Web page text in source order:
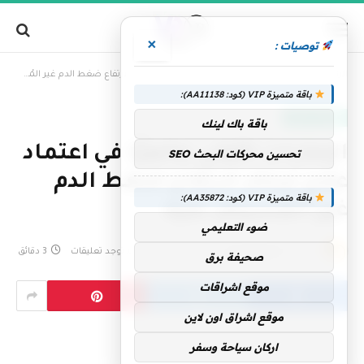
الإمارات الأولى عالميًا في اعتماد علاج مبتكر لارتفاع ضغط الدم غير المُسيطر عليه
الإمارات الأولى عالميًا في اعتماد
علاج مبتكر لارتفاع ضغط الدم
غير المُسيطر عليه
فريق التحرير 12 مايو، 2026 لا توجد تعليقات 3 دقائق
توصيات : ×
باقة متميزة VIP (كود: AA11138):
باقة باك لينك
تحسين محركات البحث SEO
باقة متميزة VIP (كود: AA35872):
ضوء التعليمي
صحيفة برق
موقع اشراقات
موقع اشراق اون لاين
اركان سياحة وسفر